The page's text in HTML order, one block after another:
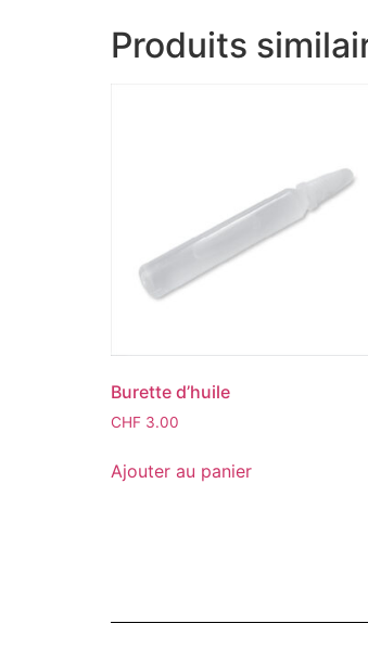
Produits
Burette d’huile
CHF 3.00
Ajouter au panier